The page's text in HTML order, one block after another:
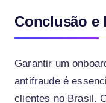
Conclusão e
Garantir um
antifraude é
clientes no Brasil.